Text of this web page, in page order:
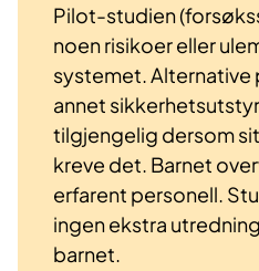
Pilot-studien
noen risikoer eller
systemet.
annet
tilgjengelig dersom
kreve det. Barnet
erfarent personell.
ingen ekstra
barnet.